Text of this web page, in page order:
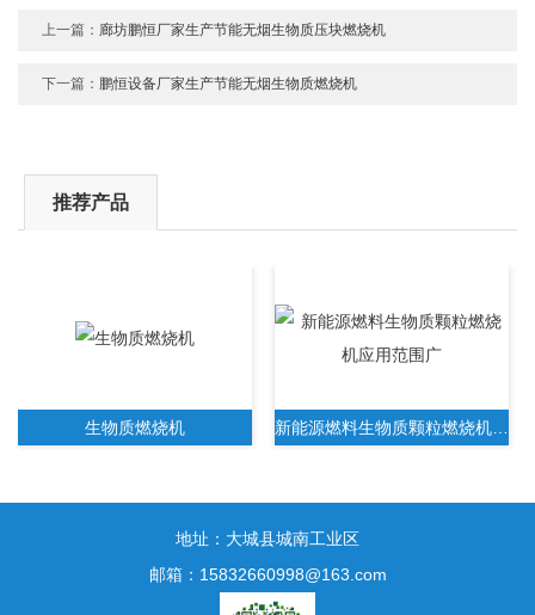
上一篇： 廊坊鹏恒厂家生产节能无烟生物质压块燃烧机
下一篇： 鹏恒设备厂家生产节能无烟生物质燃烧机
推荐产品
生物质燃烧机 新能源燃料生物质颗粒燃烧机应用范围广
地址：大城县城南工业区
邮箱：15832660998@163.com